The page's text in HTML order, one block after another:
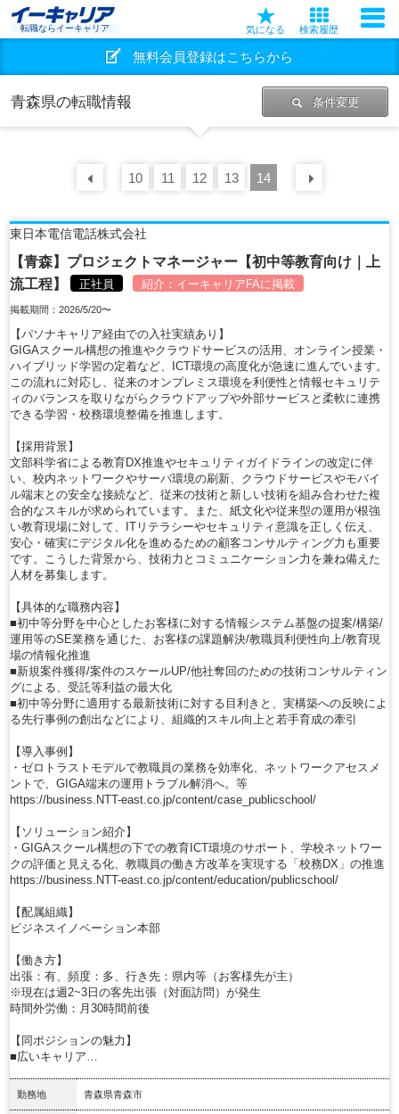
転職ならイーキャリア 気になる 検索履歴
無料会員登録はこちらから
青森県の転職情報 条件変更
前の 30件
10 11 12 13 14
東日本電信電話株式会社
【青森】プロジェクトマネージャー【初中等教育向け｜上
流工程】
正社員 紹介： イーキャリアFAに掲載
掲載期間：2026/5/20〜
【パソナキャリア経由での入社実績あり】
GIGAスクール構想の推進やクラウドサービスの活用、オンライン授業・
ハイブリッド学習の定着など、ICT環境の高度化が急速に進んでいます。
この流れに対応し、従来のオンプレミス環境を利便性と情報セキュリテ
ィのバランスを取りながらクラウドアップや外部サービスと柔軟に連携
できる学習・校務環境整備を推進します。
【採用背景】
文部科学省による教育DX推進やセキュリティガイドラインの改定に伴
い、校内ネットワークやサーバ環境の刷新、クラウドサービスやモバイ
ル端末との安全な接続など、従来の技術と新しい技術を組み合わせた複
合的なスキルが求められています。また、紙文化や従来型の運用が根強
い教育現場に対して、ITリテラシーやセキュリティ意識を正しく伝え、
安心・確実にデジタル化を進めるための顧客コンサルティング力も重要
です。こうした背景から、技術力とコミュニケーション力を兼ね備えた
人材を募集します。
【具体的な職務内容】
■初中等分野を中心としたお客様に対する情報システム基盤の提案/構築/
運用等のSE業務を通じた、お客様の課題解決/教職員利便性向上/教育現
場の情報化推進
■新規案件獲得/案件のスケールUP/他社奪回のための技術コンサルティン
グによる、受託等利益の最大化
■初中等分野に適用する最新技術に対する目利きと、実構築への反映によ
る先行事例の創出などにより、組織的スキル向上と若手育成の牽引
【導入事例】
・ゼロトラストモデルで教職員の業務を効率化、ネットワークアセスメ
ントで、GIGA端末の運用トラブル解消へ。等
https://business.NTT-east.co.jp/content/case_publicschool/
【ソリューション紹介】
・GIGAスクール構想の下での教育ICT環境のサポート、学校ネットワー
クの評価と見える化、教職員の働き方改革を実現する「校務DX」の推進
https://business.NTT-east.co.jp/content/education/publicschool/
【配属組織】
ビジネスイノベーション本部
【働き方】
出張：有、頻度：多、行き先：県内等（お客様先が主）
※現在は週2~3日の客先出張（対面訪問）が発生
時間外労働：月30時間前後
【同ポジションの魅力】
■広いキャリア…
勤務地 青森県青森市